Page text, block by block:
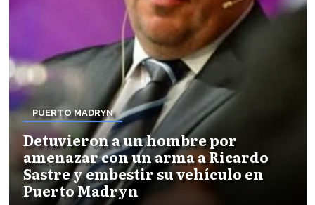
PUERTO MADRYN
Detuvieron a un hombre por
amenazar con un arma a Ricardo
Sastre y embestir su vehículo en
Puerto Madryn